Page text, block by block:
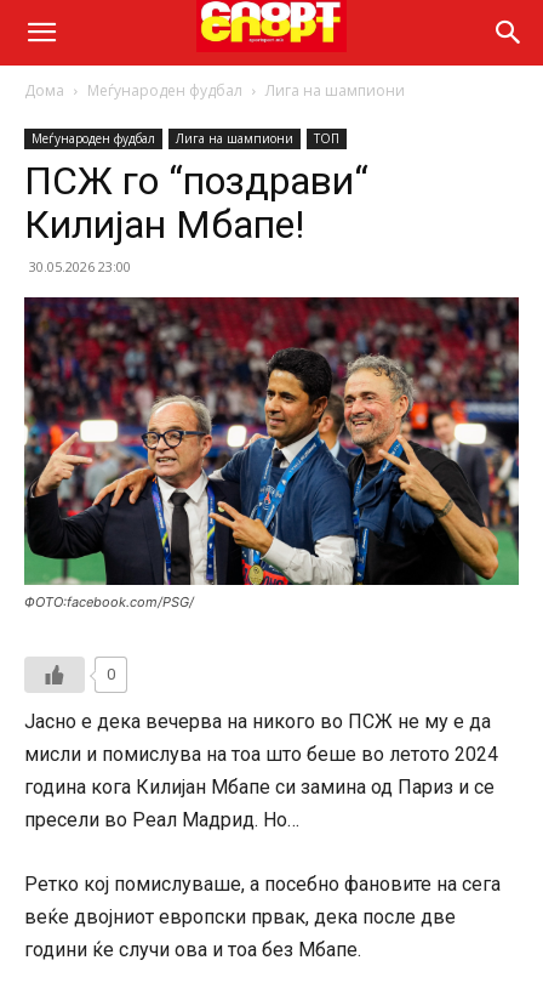
Дома Меѓународен фудбал Лига на шампиони
Меѓународен фудбал Лига на шампиони ТОП
ПСЖ го “поздрави“
Килијан Мбапе!
30.05.2026 23:00
ФОТО:facebook.com/PSG/
0
Јасно е дека вечерва на никого во ПСЖ не му е да
мисли и помислува на тоа што беше во летото 2024
година кога Килијан Мбапе си замина од Париз и се
пресели во Реал Мадрид. Но…
Ретко кој помислуваше, а посебно фановите на сега
веќе двојниот европски првак, дека после две
години ќе случи ова и тоа без Мбапе.